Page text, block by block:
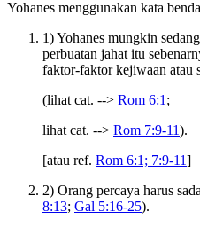
Yohanes menggunakan kata
1) Yohanes mungkin
perbuatan jahat itu
faktor-faktor kejiwaan atau
(lihat cat. --> Rom 6:1 ;
lihat cat. --> Rom 7:9-11).
[atau ref. Rom 6:1; 7:9-11]
2) Orang percaya harus
8:13; Gal 5:16-25).